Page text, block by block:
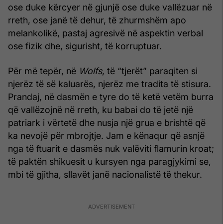
ose duke kërcyer në gjunjë ose duke vallëzuar në
rreth, ose janë të dehur, të zhurmshëm apo
melankolikë, pastaj agresivë në aspektin verbal
ose fizik dhe, sigurisht, të korruptuar.
Për më tepër, në Wolfs, të “tjerët” paraqiten si
njerëz të së kaluarës, njerëz me tradita të stisura.
Prandaj, në dasmën e tyre do të ketë vetëm burra
që vallëzojnë në rreth, ku babai do të jetë një
patriark i vërtetë dhe nusja një grua e brishtë që
ka nevojë për mbrojtje. Jam e kënaqur që asnjë
nga të ftuarit e dasmës nuk valëviti flamurin kroat;
të paktën shikuesit u kursyen nga paragjykimi se,
mbi të gjitha, sllavët janë nacionalistë të thekur.